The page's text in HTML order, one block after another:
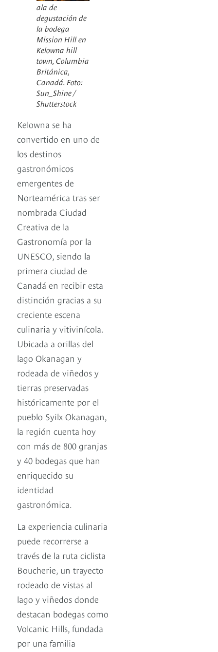
ala de
degustación de
la bodega
Mission Hill en
Kelowna hill
town, Columbia
Británica,
Canadá. Foto:
Sun_Shine /
Shutterstock
Kelowna se ha
convertido en uno de
los destinos
gastronómicos
emergentes de
Norteamérica tras ser
nombrada Ciudad
Creativa de la
Gastronomía por la
UNESCO, siendo la
primera ciudad de
Canadá en recibir esta
distinción gracias a su
creciente escena
culinaria y vitivinícola.
Ubicada a orillas del
lago Okanagan y
rodeada de viñedos y
tierras preservadas
históricamente por el
pueblo Syilx Okanagan,
la región cuenta hoy
con más de 800 granjas
y 40 bodegas que han
enriquecido su
identidad
gastronómica.
La experiencia culinaria
puede recorrerse a
través de la ruta ciclista
Boucherie, un trayecto
rodeado de vistas al
lago y viñedos donde
destacan bodegas como
Volcanic Hills, fundada
por una familia